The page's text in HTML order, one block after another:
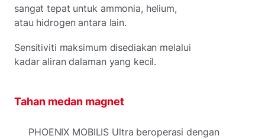
sangat tepat untuk ammonia, helium,
atau hidrogen antara lain.
Sensitiviti maksimum disediakan melalui
kadar aliran dalaman yang kecil.
Tahan medan magnet
PHOENIX MOBILIS Ultra beroperasi dengan